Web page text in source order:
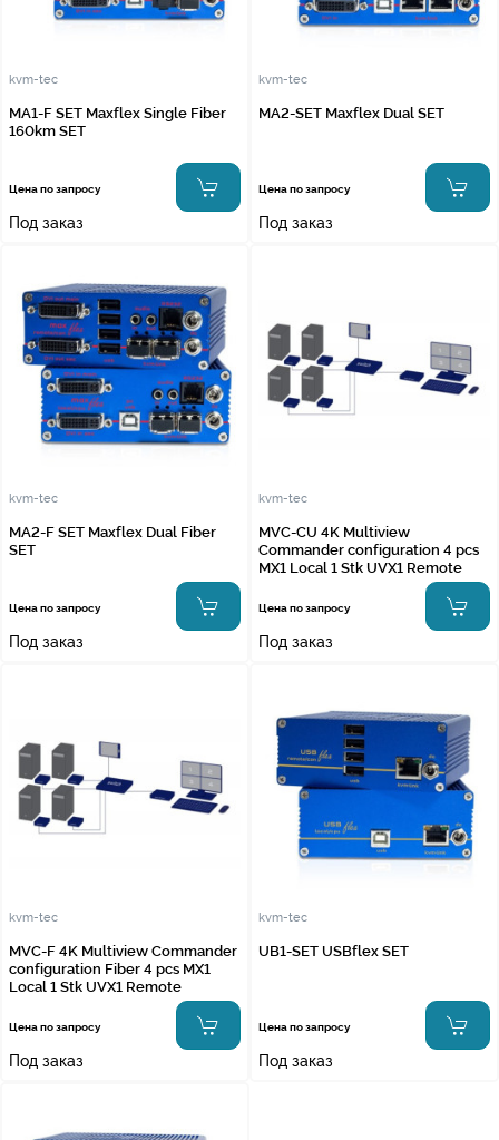
kvm-tec
MA1-F SET Maxflex Single Fiber
160km SET
Цена по запросу
Под заказ
kvm-tec
MA2-SET Maxflex Dual SET
Цена по запросу
Под заказ
kvm-tec
MA2-F SET Maxflex Dual Fiber
SET
Цена по запросу
Под заказ
kvm-tec
MVC-CU 4K Multiview
Commander configuration 4 pcs
MX1 Local 1 Stk UVX1 Remote
Цена по запросу
Под заказ
kvm-tec
MVC-F 4K Multiview Commander
configuration Fiber 4 pcs MX1
Local 1 Stk UVX1 Remote
Цена по запросу
Под заказ
kvm-tec
UB1-SET USBflex SET
Цена по запросу
Под заказ